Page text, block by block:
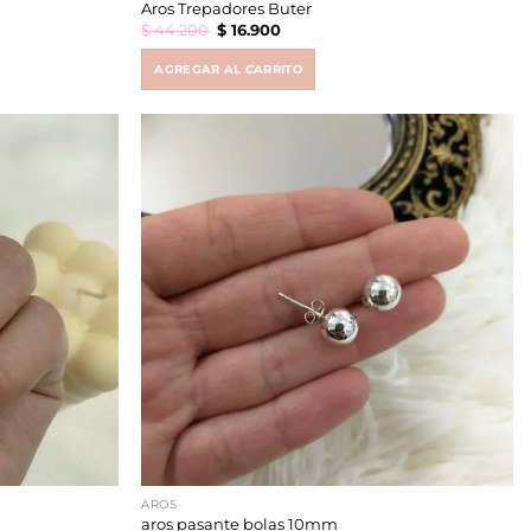
Aros Trepadores Buter
$44.200 Original
price
$ 44.200.
$ 16.900Current
$ 16.900.
AGREGAR AL CARRITO
AROS
aros pasante bolas 10mm